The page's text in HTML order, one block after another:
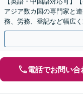
アジア数カ国の専門家と
務、労務、登記など幅広く
電話でお問い合